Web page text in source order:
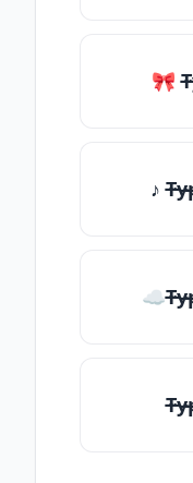
🎀
♪